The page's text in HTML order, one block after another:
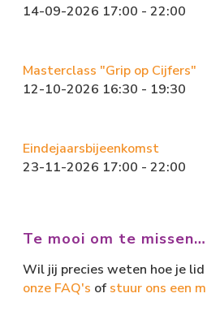
14-09-2026 17:00 - 22:00
Masterclass "Grip op Cijfers"
12-10-2026 16:30 - 19:30
Eindejaarsbijeenkomst
23-11-2026 17:00 - 22:00
Te mooi om te missen…
Wil jij precies weten hoe je
onze FAQ's of stuur ons een